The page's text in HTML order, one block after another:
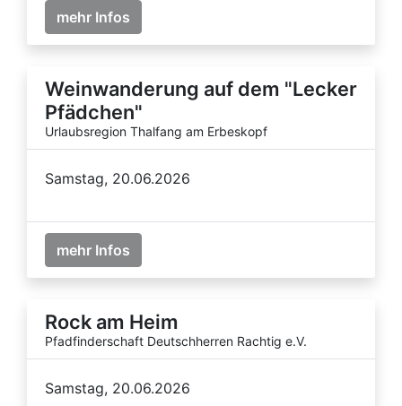
mehr Infos
Weinwanderung auf dem "Lecker
Pfädchen"
Urlaubsregion Thalfang am Erbeskopf
Samstag, 20.06.2026
mehr Infos
Rock am Heim
Pfadfinderschaft Deutschherren Rachtig e.V.
Samstag, 20.06.2026